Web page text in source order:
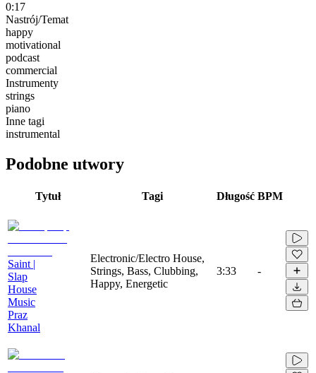
0:17
Nastrój/Temat
happy
motivational
podcast
commercial
Instrumenty
strings
piano
Inne tagi
instrumental
Podobne utwory
Tytuł Tagi Długość BPM
Saint |
Slap
House
Music
Praz
Khanal
Electronic/Electro House,
Strings, Bass, Clubbing,
Happy, Energetic
3:33 -